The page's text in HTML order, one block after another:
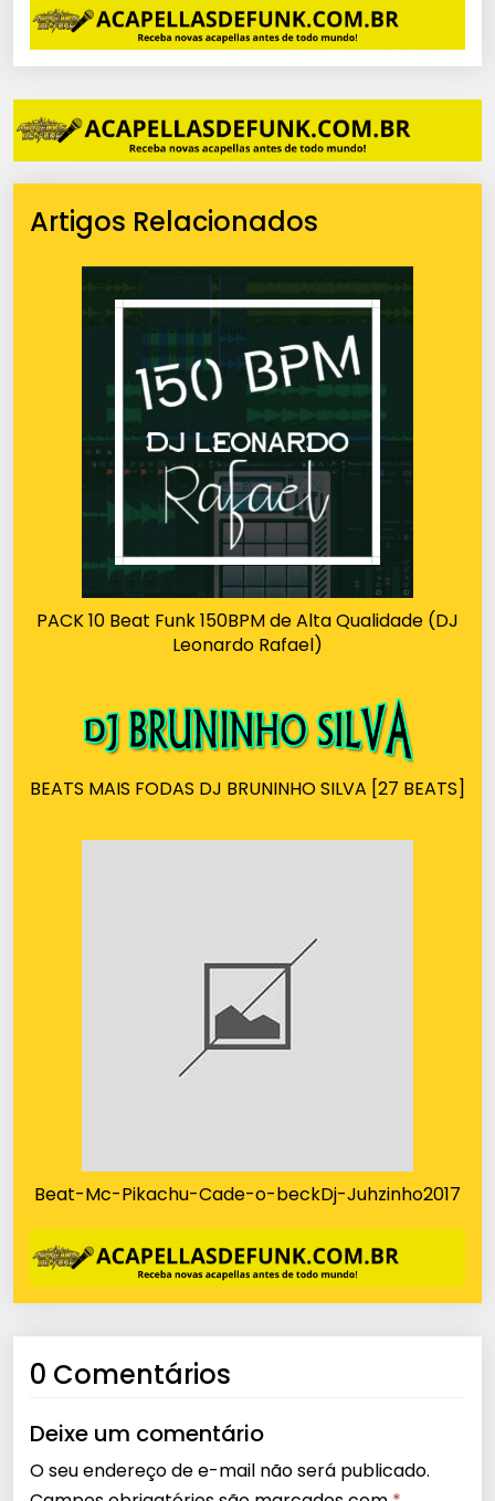
Artigos Relacionados
PACK 10 Beat Funk 150BPM de Alta Qualidade (DJ
Leonardo Rafael)
BEATS MAIS FODAS DJ BRUNINHO SILVA [27 BEATS]
Beat-Mc-Pikachu-Cade-o-beckDj-Juhzinho2017
0 Comentários
Deixe um comentário
O seu endereço de e-mail não será publicado.